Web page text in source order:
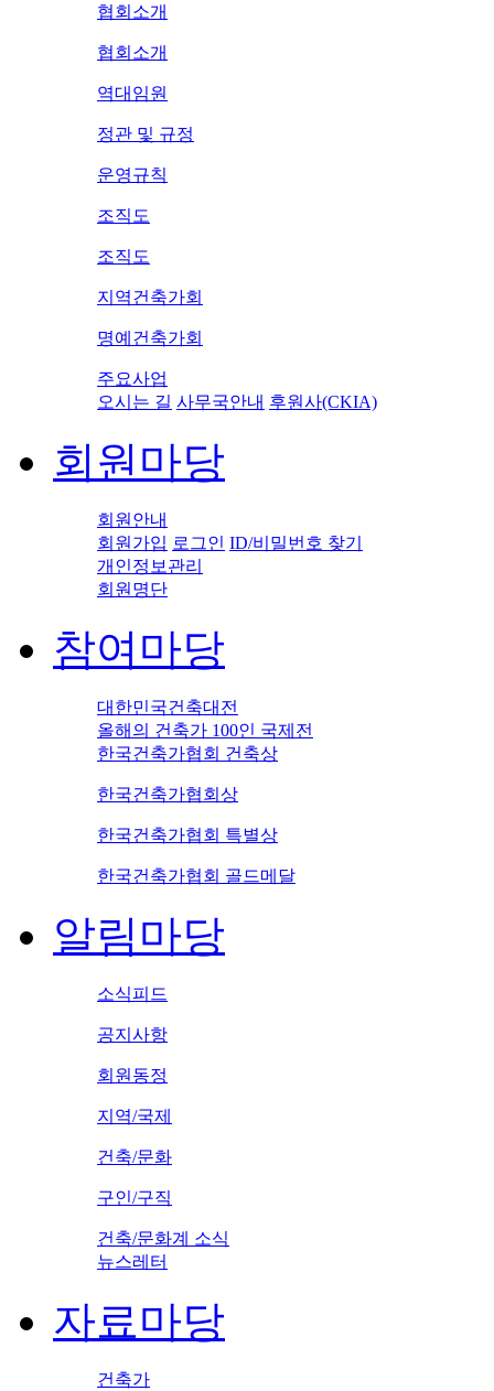
협회소개
협회소개
역대임원
정관 및 규정
운영규칙
조직도
조직도
지역건축가회
명예건축가회
주요사업
오시는 길 사무국안내 후원사(CKIA)
회원마당
회원안내
회원가입 로그인 ID/비밀번호 찾기
개인정보관리
회원명단
참여마당
대한민국건축대전
올해의 건축가 100인 국제전
한국건축가협회 건축상
한국건축가협회상
한국건축가협회 특별상
한국건축가협회 골드메달
알림마당
소식피드
공지사항
회원동정
지역/국제
건축/문화
구인/구직
건축/문화계 소식
뉴스레터
자료마당
건축가